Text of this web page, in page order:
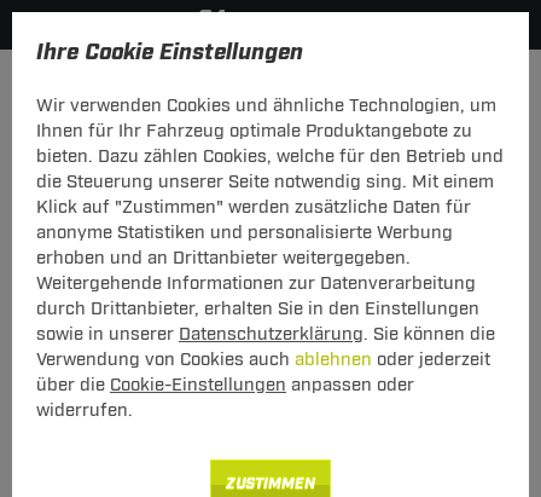
Ihre Cookie Einstellungen
Wir verwenden Cookies und ähnliche Technologien, um
Ihnen für Ihr Fahrzeug optimale Produktangebote zu
bieten. Dazu zählen Cookies, welche für den Betrieb und
die Steuerung unserer Seite notwendig sing. Mit einem
Klick auf "Zustimmen" werden zusätzliche Daten für
anonyme Statistiken und personalisierte Werbung
erhoben und an Drittanbieter weitergegeben.
Weitergehende Informationen zur Datenverarbeitung
durch Drittanbieter, erhalten Sie in den Einstellungen
sowie in unserer Datenschutzerklärung. Sie können die
Verwendung von Cookies auch ablehnen oder jederzeit
über die Cookie-Einstellungen anpassen oder
widerrufen.
ZUSTIMMEN
MODELÜBERSICHT
PKW-Kupplungskonfigurator
Die folgende Auflistung schützt Sie und andere in Ihrer
Umgebung und ermöglicht ein unbeschwertes
Urlaubserlebnis.
1
Hersteller
2
Modell
3
Anhängerkupplung und Elektrosatz für den Kia